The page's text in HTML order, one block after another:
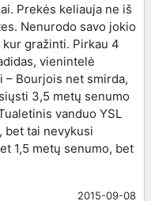
Prekės keliauja ne iš
Nenurodo savo jokio
gražinti. Pirkau 4
vienintelė
– Bourjois net smirda,
3,5 metų senumo
vanduo YSL
bet tai nevykusi
1,5 metų senumo, bet
2015-09-08